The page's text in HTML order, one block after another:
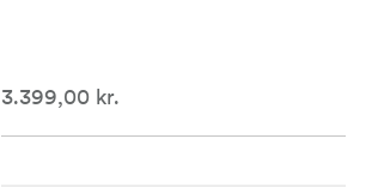
3.399,00 kr.